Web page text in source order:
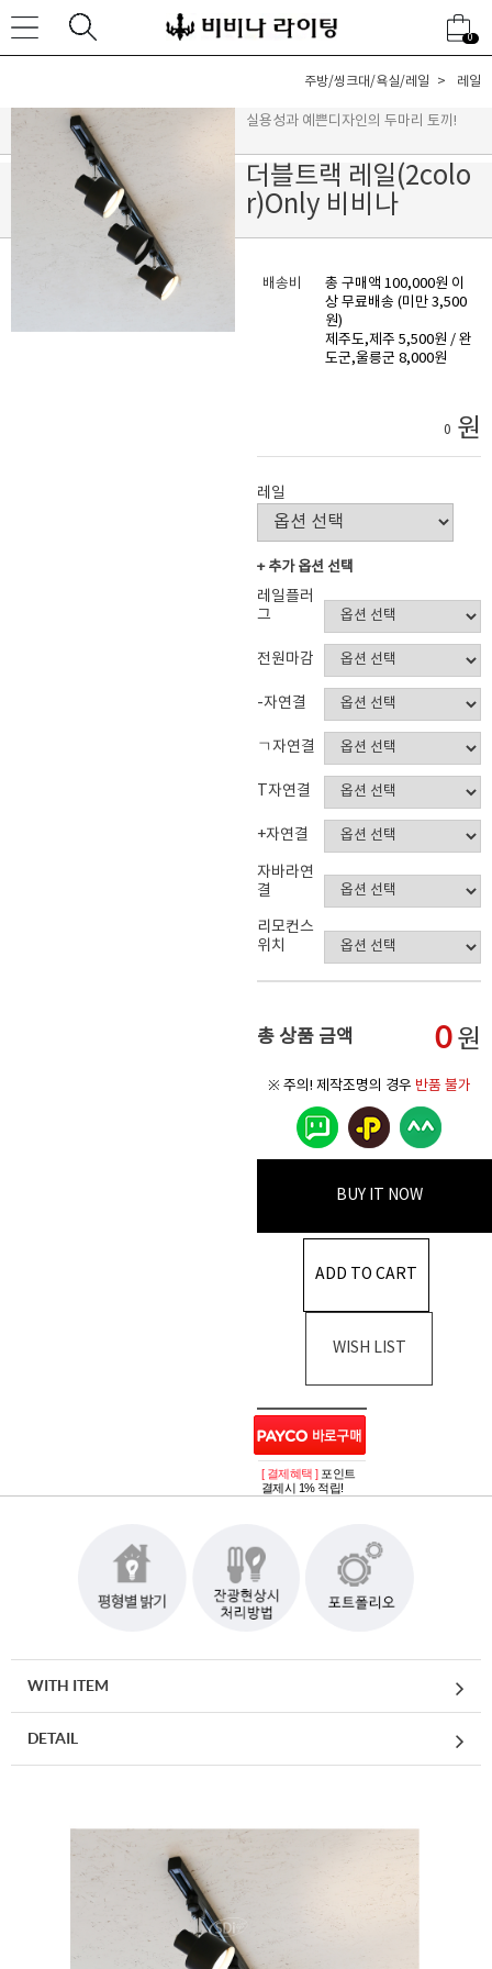
0
주방/씽크대/욕실/레일 레일
실용성과 예쁜디자인의 두마리 토끼!
더블트랙 레일(2colo
r)Only 비비나
배송비
총 구매액 100,000원 이
상 무료배송 (미만 3,500
원)
제주도,제주 5,500원 / 완
도군,울릉군 8,000원
0 원
레일
+ 추가 옵션 선택
레일플러
그
전원마감
-자연결
ㄱ자연결
T자연결
+자연결
자바라연
결
리모컨스
위치
총 상품 금액 0원
※ 주의! 제작조명의 경우 반품 불가
BUY IT NOW
ADD TO CART
WISH LIST
페이코 ID로 페
[ 결제혜택 ] 포인트
결제시 1% 적립!
WITH ITEM
DETAIL